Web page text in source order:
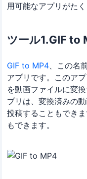
用可能なアプリがたく
ツール1.GIF to
GIF to MP4、この名
アプリです。このア
を動画ファイルに変
プリは、変換済みの
投稿することもでき
もできます。